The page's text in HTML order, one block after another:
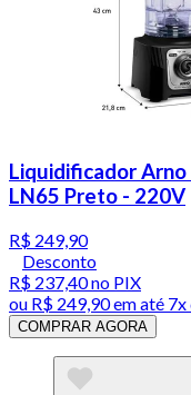
Liquidificador
LN65 Preto - 220V
R$ 249,90
Desconto
R$ 237,40no PIX
ou R$ 249,90em até 7x
COMPRAR AGORA